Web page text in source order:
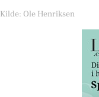
Kilde: Ole Henriksen